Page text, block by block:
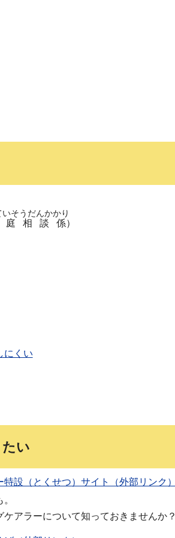
庭相談係
いそうだんかかり
）
にくい
たい
設（とくせつ）サイト（外部リンク）
アラーについて知っておきませんか？